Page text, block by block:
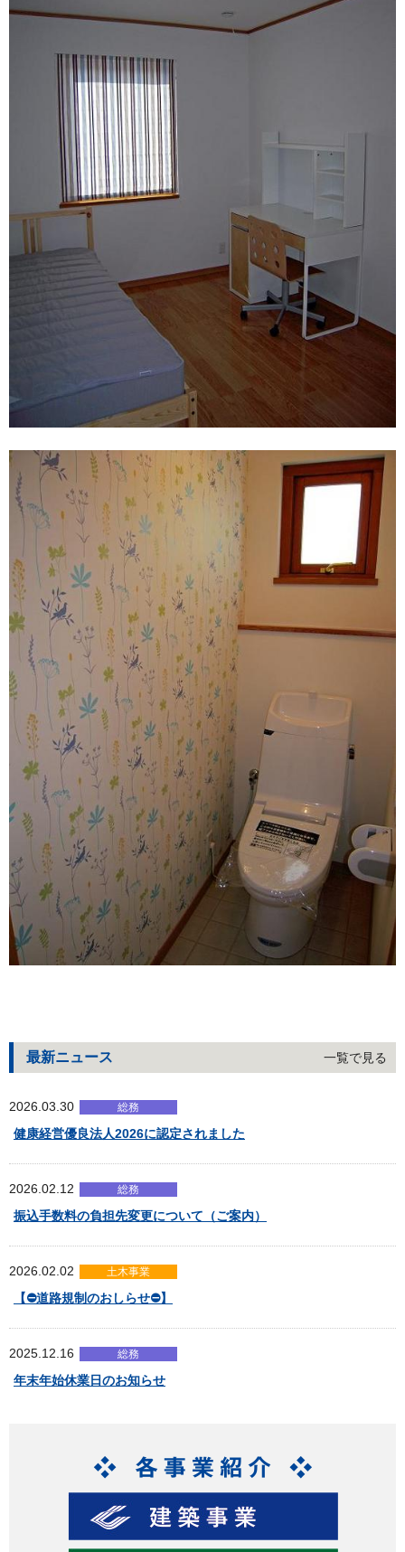
最新ニュース
2026.03.30 総務
健康経営優良法人2026に認定されました
2026.02.12 総務
振込手数料の負担先変更について（ご案内）
2026.02.02 土木事業
【⛔道路規制のおしらせ⛔】
2025.12.16 総務
年末年始休業日のお知らせ
一覧で見る